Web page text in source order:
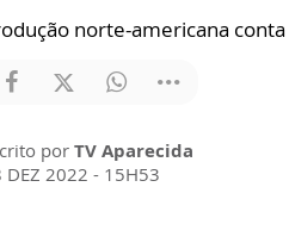
norte-americana
por TV Aparecida
DEZ 2022 - 15H53